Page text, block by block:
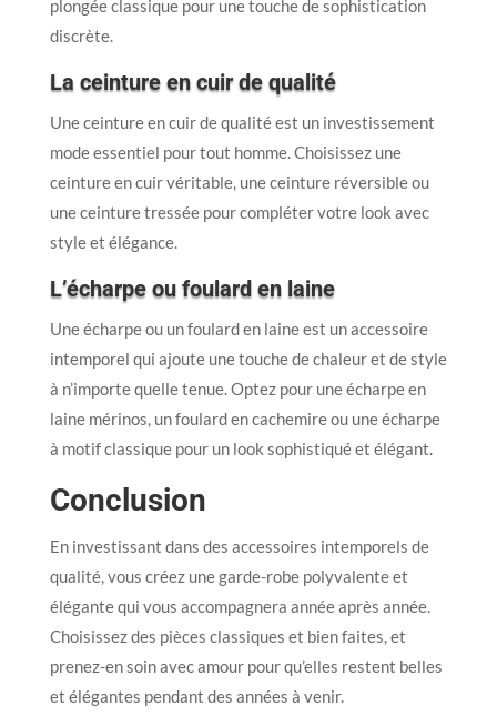
plongée classique pour une touche de sophistication
discrète.
La ceinture en cuir de qualité
Une ceinture en cuir de qualité est un investissement
mode essentiel pour tout homme. Choisissez une
ceinture en cuir véritable, une ceinture réversible ou
une ceinture tressée pour compléter votre look avec
style et élégance.
L’écharpe ou foulard en laine
Une écharpe ou un foulard en laine est un accessoire
intemporel qui ajoute une touche de chaleur et de style
à n’importe quelle tenue. Optez pour une écharpe en
laine mérinos, un foulard en cachemire ou une écharpe
à motif classique pour un look sophistiqué et élégant.
Conclusion
En investissant dans des accessoires intemporels de
qualité, vous créez une garde-robe polyvalente et
élégante qui vous accompagnera année après année.
Choisissez des pièces classiques et bien faites, et
prenez-en soin avec amour pour qu’elles restent belles
et élégantes pendant des années à venir.